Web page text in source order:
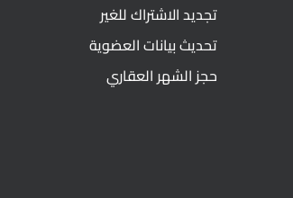
تجديد الاشتراك للغير
تحديث بيانات العضوية
حجز الشهر العقاري